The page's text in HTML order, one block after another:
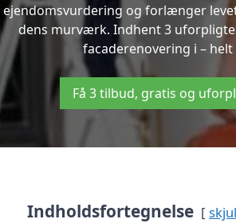
ejendomsvurdering og forlænger
dens murværk. Indhent 3
facaderenovering i –
Få 3 tilbud, gratis og
Indholdsfortegnelse skjul